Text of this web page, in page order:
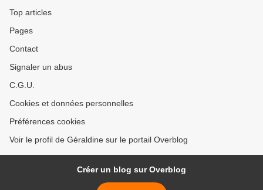
Top articles
Pages
Contact
Signaler un abus
C.G.U.
Cookies et données personnelles
Préférences cookies
Voir le profil de Géraldine sur le portail Overblog
Créer un blog sur Overblog